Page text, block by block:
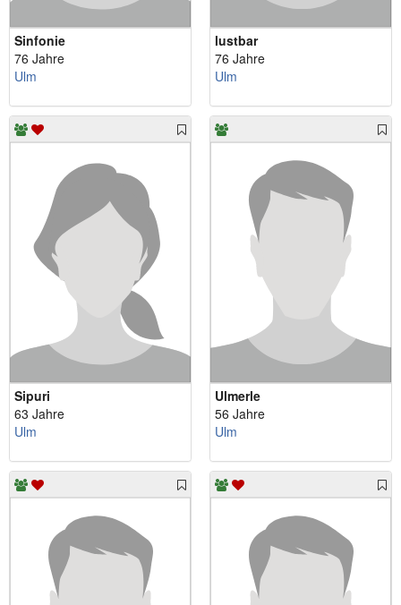
Sinfonie
76 Jahre
Ulm
lustbar
76 Jahre
Ulm
Sipuri
63 Jahre
Ulm
Ulmerle
56 Jahre
Ulm